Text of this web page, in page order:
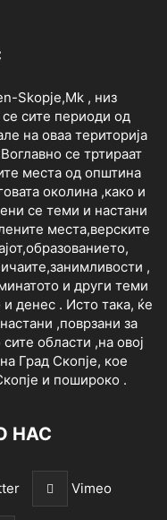
Skopje,Mk , низ
сите периоди од
на оваа територија
се тртираат
места од општина
околина ,како и
се теми и настани
места,верските
,
и други теми
денес . Исто така, ќе
,поврзани за
области ,на овој
Град Скопје, кое
и пошироко .
НАС
Vimeo